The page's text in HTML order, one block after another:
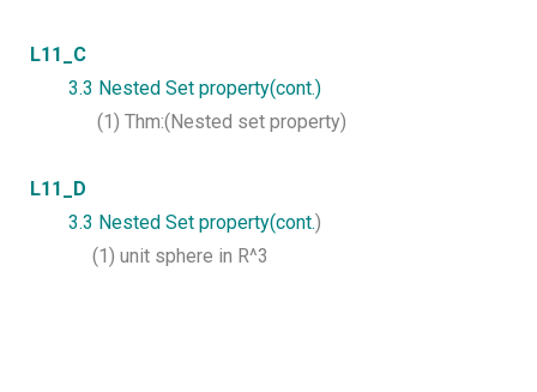
L11_ C
3.3 Nested Set property(cont.)
(1) Thm:(Nested set property)
L11_ D
3.3 Nested Set property(cont.)
(1) unit sphere in R^3